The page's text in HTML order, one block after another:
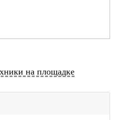
на площадке